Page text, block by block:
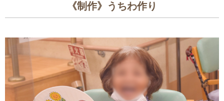
《制作》うちわ作り